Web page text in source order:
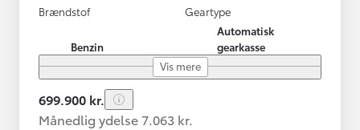
Brændstof
Benzin
Geartype
Automatisk
gearkasse
Vis mere
699.900 kr.
Månedlig ydelse 7.063 kr.